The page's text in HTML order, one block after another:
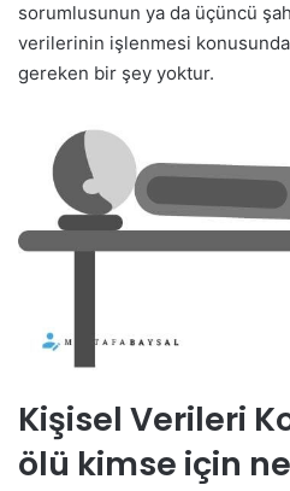
sorumlusunun ya da üçüncü
verilerinin işlenmesi
gereken bir şey yoktur.
Kişisel Verileri
ölü kimse için